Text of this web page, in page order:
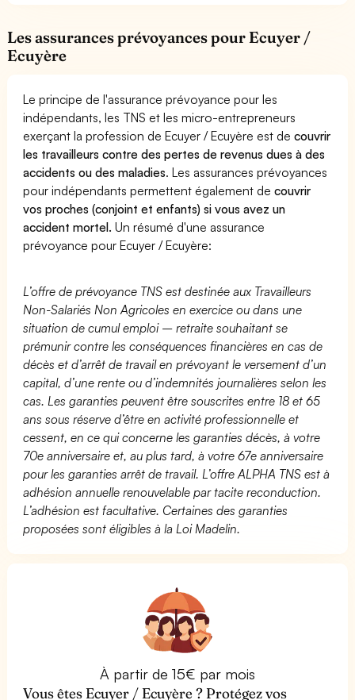
Les assurances prévoyances pour Ecuyer /
Ecuyère
Le principe de l'assurance prévoyance pour les
indépendants, les TNS et les micro-entrepreneurs
exerçant la profession de Ecuyer / Ecuyère est decouvrir
les travailleurs contre des pertes de revenus dues à des
accidents ou des maladies. Les assurances prévoyances
pour indépendants permettent également decouvrir
vos proches (conjoint et enfants) si vous avez un
accident mortel. Un résumé d'une assurance
prévoyance pour Ecuyer / Ecuyère:
L’offre de prévoyance TNS est destinée aux Travailleurs
Non-Salariés Non Agricoles en exercice ou dans une
situation de cumul emploi – retraite souhaitant se
prémunir contre les conséquences financières en cas de
décès et d’arrêt de travail en prévoyant le versement d’un
capital, d’une rente ou d’indemnités journalières selon les
cas. Les garanties peuvent être souscrites entre 18 et 65
ans sous réserve d’être en activité professionnelle et
cessent, en ce qui concerne les garanties décès, à votre
70e anniversaire et, au plus tard, à votre 67e anniversaire
pour les garanties arrêt de travail. L’offre ALPHA TNS est à
adhésion annuelle renouvelable par tacite reconduction.
L’adhésion est facultative. Certaines des garanties
proposées sont éligibles à la Loi Madelin.
À partir de 15€ par mois
Vous êtes Ecuyer / Ecuyère ? Protégez vos